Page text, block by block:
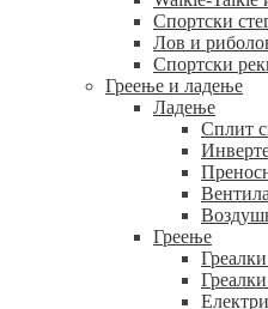
Спортски
Лов и
Спортски
Греење и ладење
Ладење
Сплит
Греење